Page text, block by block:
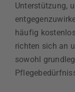
Unterstützung,
häufig
richten sich an
sowohl